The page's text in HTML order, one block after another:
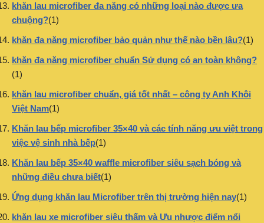
khăn lau microfiber đa năng có những loại nào được ưa
chuộng?(1)
khăn đa năng microfiber bảo quản như thế nào bền lâu?(1)
khăn đa năng microfiber chuẩn Sử dụng có an toàn không?
(1)
khăn lau microfiber chuẩn, giá tốt nhất – công ty Anh Khôi
Việt Nam(1)
Khăn lau bếp microfiber 35×40 và các tính năng ưu việt trong
việc vệ sinh nhà bếp(1)
Khăn lau bếp 35×40 waffle microfiber siêu sạch bóng và
những điều chưa biết(1)
Ứng dụng khăn lau Microfiber trên thị trường hiện nay(1)
khăn lau xe microfiber siêu thấm và Ưu nhược điểm nổi